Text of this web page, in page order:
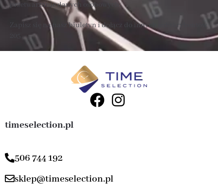
przetwarzanie danych osobowych
Zapisz się na nasz biuletyn i dołącz do innych subskrybentów
timeselection.pl
506 744 192
sklep@timeselection.pl